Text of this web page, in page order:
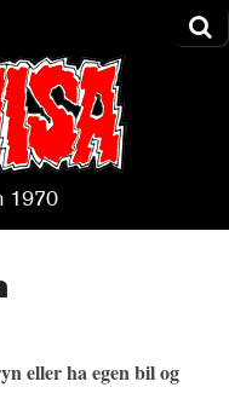
1970
eller ha egen bil og